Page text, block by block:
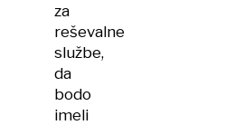
za
reševalne
službe,
da
bodo
imeli